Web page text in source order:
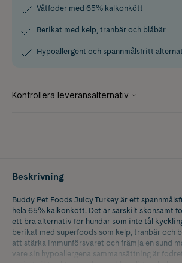
Våtfoder med 65% kalkonkött
Berikat med kelp, tranbär och blåbär
Hypoallergent och spannmålsfritt
Beskrivning
Buddy Pet Foods Juicy Turkey är ett
hela 65% kalkonkött. Det är särskilt skonsamt
ett bra alternativ för hundar som inte tål
berikat med superfoods som kelp, tranbär och
att stärka immunförsvaret och främja en sund
vare sin hypoallergena sammansättning är